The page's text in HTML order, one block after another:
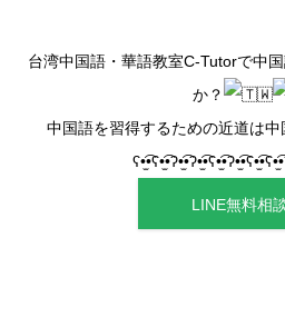
台湾中国語・華語教室C-Tutorで中
か？
中国語を習得するための近道は中
LINE無料相